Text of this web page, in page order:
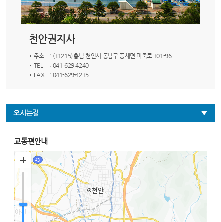
천안권지사
주소
: (31215) 충남 천안시 동남구 풍세면 미죽로 301-96
TEL
: 041-629-4240
FAX
: 041-629-4235
오시는길
교통편안내